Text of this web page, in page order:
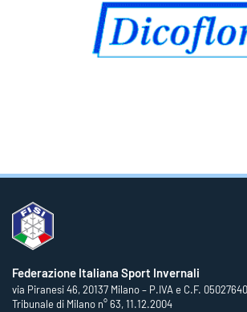
Federazione Italiana Sport Invernali
via Piranesi 46, 20137 Milano – P.IVA e C.F.
Tribunale di Milano n° 63, 11.12.2004